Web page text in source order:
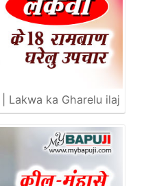
| Lakwa ka Gharelu ilaj